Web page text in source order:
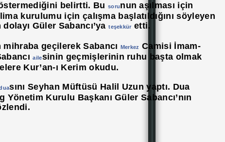
belirtti. Bu sorunun aşılması için
kurulumu için çalışma başlatıldığını söyleyen
Güler Sabancı’yateşekkür etti.
mihraba geçilerek Sabancı Merkez Camisi İmam-
ailesinin geçmişlerinin ruhu başta olmak
Kur’an-ı Kerim okudu.
sını Seyhan Müftüsü Halil Uzun yaptı. Dua
Yönetim Kurulu Başkanı Güler Sabancı’nın